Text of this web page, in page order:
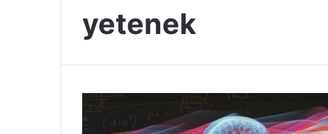
yetenek